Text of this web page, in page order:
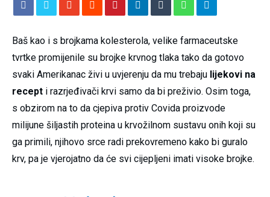
Baš kao i s brojkama kolesterola, velike farmaceutske
tvrtke promijenile su brojke krvnog tlaka tako da gotovo
svaki Amerikanac živi u uvjerenju da mu trebaju lijekovi na
recept i razrjeđivači krvi samo da bi preživio. Osim toga,
s obzirom na to da cjepiva protiv Covida proizvode
milijune šiljastih proteina u krvožilnom sustavu onih koji su
ga primili, njihovo srce radi prekovremeno kako bi guralo
krv, pa je vjerojatno da će svi cijepljeni imati visoke brojke.